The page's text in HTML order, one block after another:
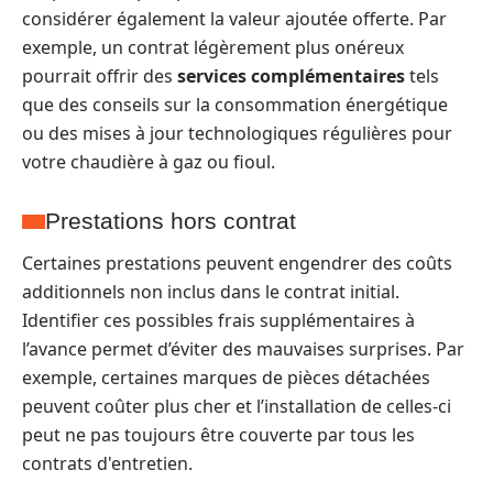
considérer également la valeur ajoutée offerte. Par
exemple, un contrat légèrement plus onéreux
pourrait offrir des services complémentairestels
que des conseils sur la consommation énergétique
ou des mises à jour technologiques régulières pour
votre chaudière à gaz ou fioul.
Prestations hors contrat
Certaines prestations peuvent engendrer des coûts
additionnels non inclus dans le contrat initial.
Identifier ces possibles frais supplémentaires à
l’avance permet d’éviter des mauvaises surprises. Par
exemple, certaines marques de pièces détachées
peuvent coûter plus cher et l’installation de celles-ci
peut ne pas toujours être couverte par tous les
contrats d'entretien.